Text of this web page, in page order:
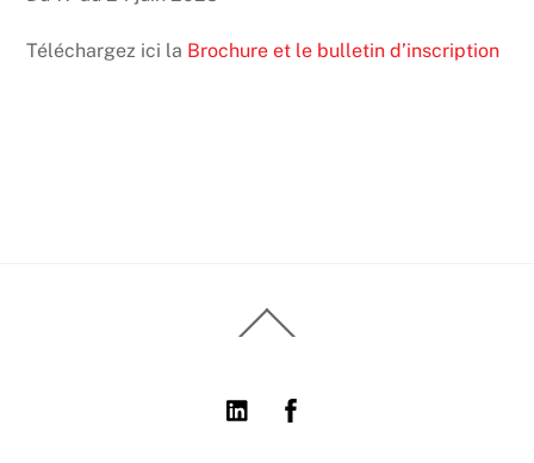
Téléchargez ici la Brochure et le bulletin d’inscription
To